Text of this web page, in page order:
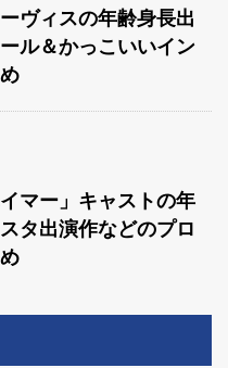
ヴィスの年齢身長出
ル＆かっこいいイン
イマー」キャストの年
タ出演作などのプロ